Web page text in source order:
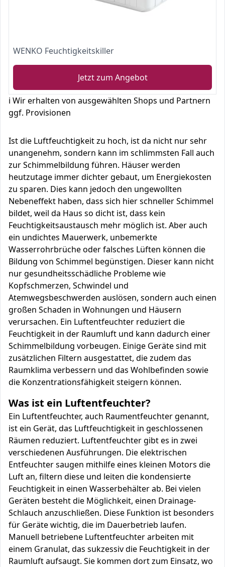
WENKO Feuchtigkeitskiller
Jetzt zum Angebot
ℹ️ Wir erhalten von ausgewählten Shops und Partnern
ggf. Provisionen
Ist die Luftfeuchtigkeit zu hoch, ist da nicht nur sehr
unangenehm, sondern kann im schlimmsten Fall auch
zur Schimmelbildung führen. Häuser werden
heutzutage immer dichter gebaut, um Energiekosten
zu sparen. Dies kann jedoch den ungewollten
Nebeneffekt haben, dass sich hier schneller Schimmel
bildet, weil da Haus so dicht ist, dass kein
Feuchtigkeitsaustausch mehr möglich ist. Aber auch
ein undichtes Mauerwerk, unbemerkte
Wasserrohrbrüche oder falsches Lüften können die
Bildung von Schimmel begünstigen. Dieser kann nicht
nur gesundheitsschädliche Probleme wie
Kopfschmerzen, Schwindel und
Atemwegsbeschwerden auslösen, sondern auch einen
großen Schaden in Wohnungen und Häusern
verursachen. Ein Luftentfeuchter reduziert die
Feuchtigkeit in der Raumluft und kann dadurch einer
Schimmelbildung vorbeugen. Einige Geräte sind mit
zusätzlichen Filtern ausgestattet, die zudem das
Raumklima verbessern und das Wohlbefinden sowie
die Konzentrationsfähigkeit steigern können.
Was ist ein Luftentfeuchter?
Ein Luftentfeuchter, auch Raumentfeuchter genannt,
ist ein Gerät, das Luftfeuchtigkeit in geschlossenen
Räumen reduziert. Luftentfeuchter gibt es in zwei
verschiedenen Ausführungen. Die elektrischen
Entfeuchter saugen mithilfe eines kleinen Motors die
Luft an, filtern diese und leiten die kondensierte
Feuchtigkeit in einen Wasserbehälter ab. Bei vielen
Geräten besteht die Möglichkeit, einen Drainage-
Schlauch anzuschließen. Diese Funktion ist besonders
für Geräte wichtig, die im Dauerbetrieb laufen.
Manuell betriebene Luftentfeuchter arbeiten mit
einem Granulat, das sukzessiv die Feuchtigkeit in der
Raumluft aufsaugt. Sie kommen dort zum Einsatz, wo